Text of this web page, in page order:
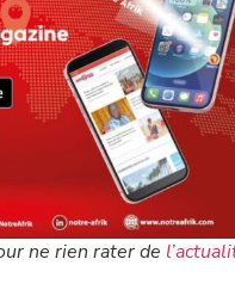
ne rien rater de